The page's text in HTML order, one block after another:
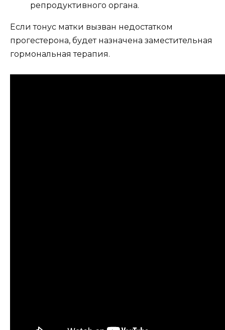
репродуктивного органа.
Если тонус матки вызван недостатком
прогестерона, будет назначена заместительная
гормональная терапия.